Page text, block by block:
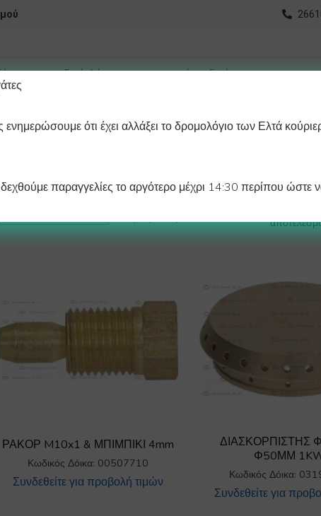
Προχωρημένη Αναζήτηση Διαγράμματα Λάστιχα
ΡΑΚΟΡ M10x1 & ΜΠΙΜΠΙΚΙ 4mm
Κωδικός Δόικα: 00507710
Συνδεθείτε για προβολή τιμών
ΔΙΑΣΚΟΡΠΙΣΤΗΣ
Φ50ΜΜ
Κωδικός Δόικα:
Συνδεθείτε για
ότι έχει αλλάξει το δρομολόγιο των Ελτά
παραγγελίες το αργότερο μέχρι 14:30 περίπου ώστε